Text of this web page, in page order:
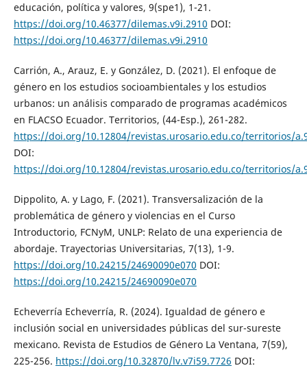
educación, política y valores, 9(spe1), 1-21.
https://doi.org/10.46377/dilemas.v9i.2910 DOI:
https://doi.org/10.46377/dilemas.v9i.2910
Carrión, A., Arauz, E. y González, D. (2021). El enfoque de
género en los estudios socioambientales y los estudios
urbanos: un análisis comparado de programas académicos
en FLACSO Ecuador. Territorios, (44-Esp.), 261-282.
https://doi.org/10.12804/revistas.urosario.edu.co/territorios/
DOI:
https://doi.org/10.12804/revistas.urosario.edu.co/territorios/
Dippolito, A. y Lago, F. (2021). Transversalización de la
problemática de género y violencias en el Curso
Introductorio, FCNyM, UNLP: Relato de una experiencia de
abordaje. Trayectorias Universitarias, 7(13), 1-9.
https://doi.org/10.24215/24690090e070 DOI:
https://doi.org/10.24215/24690090e070
Echeverría Echeverría, R. (2024). Igualdad de género e
inclusión social en universidades públicas del sur-sureste
mexicano. Revista de Estudios de Género La Ventana, 7(59),
225-256. https://doi.org/10.32870/lv.v7i59.7726 DOI: